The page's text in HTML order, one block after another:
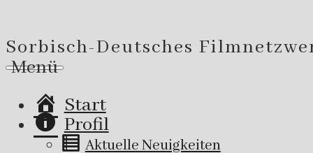
Sorbisch-Deutsches
Menü
Start
Profil
Aktuelle Neuigkeiten